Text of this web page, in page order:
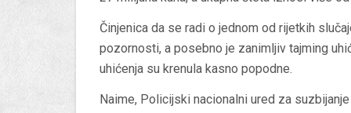
Činjenica da se radi o jednom od rijetkih
pozornosti, a posebno je zanimljiv tajming
uhićenja su krenula kasno popodne.
Naime, Policijski nacionalni ured za